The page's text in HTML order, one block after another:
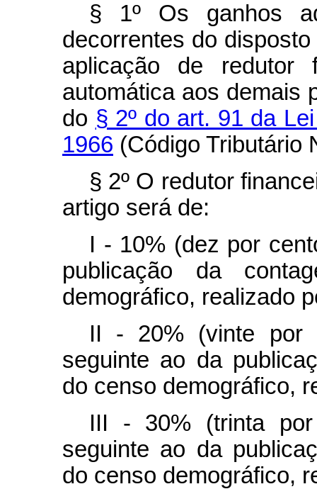
§ 1º Os ganhos
decorrentes do
aplicação de redutor
automática aos demais
do § 2º do art. 91 da
1966 (Código Tributário
§ 2º O redutor
artigo será de:
I - 10% (dez por
publicação da
demográfico, realizado
II - 20% (vinte por
seguinte ao da
do censo demográfico,
III - 30% (trinta
seguinte ao da
do censo demográfico,